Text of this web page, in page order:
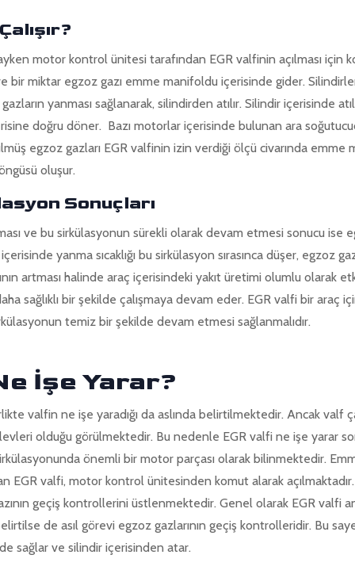
motor kontrol ünitesi tarafından EGR valfinin açılması için
bir miktar egzoz gazı emme manifoldu içerisinde gider.
yanması sağlanarak, silindirden atılır. Silindir içerisinde
doğru döner. Bazı motorlar içerisinde bulunan ara
egzoz gazları EGR valfinin izin verdiği ölçü civarında
oluşur.
Sonuçları
ve bu sirkülasyonun sürekli olarak devam etmesi sonucu ise
yanma sıcaklığı bu sirkülasyon sırasınca düşer, egzoz
artması halinde araç içerisindeki yakıt üretimi olumlu olarak
sağlıklı bir şekilde çalışmaya devam eder. EGR valfi bir araç
temiz bir şekilde devam etmesi sağlanmalıdır.
İşe Yarar?
valfin ne işe yaradığı da aslında belirtilmektedir. Ancak valf
olduğu görülmektedir. Bu nedenle EGR valfi ne işe yarar
sirkülasyonunda önemli bir motor parçası olarak bilinmektedir.
EGR valfi, motor kontrol ünitesinden komut alarak
geçiş kontrollerini üstlenmektedir. Genel olarak EGR valfi
de asıl görevi egzoz gazlarının geçiş kontrolleridir. Bu
sağlar ve silindir içerisinden atar.